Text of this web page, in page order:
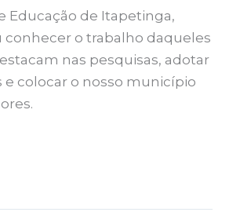
Educação de Itapetinga,
conhecer o trabalho daqueles
nas pesquisas, adotar
colocar o nosso município